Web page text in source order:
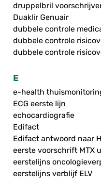
druppelbril
Duaklir Genuair
dubbele controle
dubbele controle
dubbele controle
E
e-health
ECG eerste lijn
echocardiografie
Edifact
Edifact antwoord naar
eerste voorschrift MTX
eerstelijns
eerstelijns verblijf ELV